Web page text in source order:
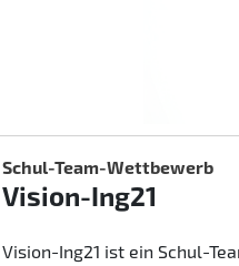
Schul-Team-Wettbewerb
Vision-Ing21
Vision-Ing21 ist ein Schul-